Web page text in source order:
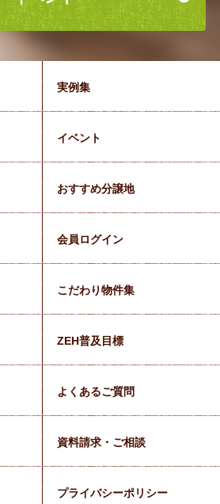
実例集
イベント
おすすめ分譲地
会員ログイン
こだわり物件集
ZEH普及目標
よくあるご質問
資料請求・ご相談
プライバシーポリシー